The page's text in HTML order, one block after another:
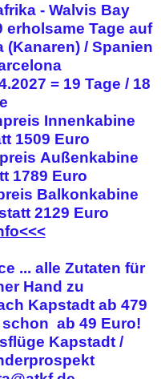
- Walvis Bay
erholsame Tage auf
(Kanaren) / Spanien
= 19 Tage / 18
Innenkabine
1509 Euro
Außenkabine
1789 Euro
Balkonkabine
2129 Euro
... alle Zutaten für
Hand zu
Kapstadt ab 479
ab 49 Euro!
Kapstadt /